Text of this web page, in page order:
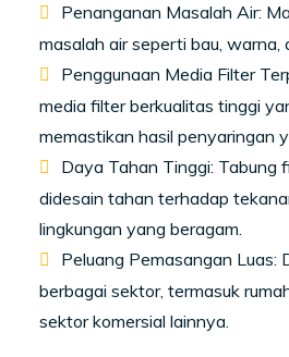
Penanganan Masalah Air:
masalah air seperti bau, warna,
Penggunaan Media Filter
media filter berkualitas tinggi
memastikan hasil penyaringan
Daya Tahan Tinggi: Tabung
didesain tahan terhadap
lingkungan yang beragam.
Peluang Pemasangan Luas:
berbagai sektor, termasuk
sektor komersial lainnya.